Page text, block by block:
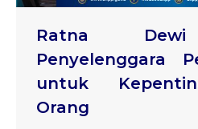
Ratna Dewi
Penyelenggara
untuk
Orang